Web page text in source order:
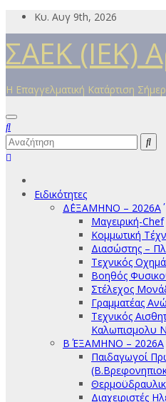
Μετάβαση
περιεχόμενο
Κυ. Αυγ 9th, 2026
ΣΑΕΚ (ΙΕΚ)
Η Επαγγελματική Κατάρτιση
Ειδικότητες
Δ΄ΕΞΑΜΗΝΟ – 2026Α΄
Μαγειρική-Chef
Κομμωτική
Διασώστης –
Τεχνικός
Βοηθός
Στέλεχος
Γραμματέας
Τεχνικός
Καλωπισμολυ
Β΄ ΕΞΑΜΗΝΟ – 2026Α΄
Παιδαγωγοί
Διαχειριστές